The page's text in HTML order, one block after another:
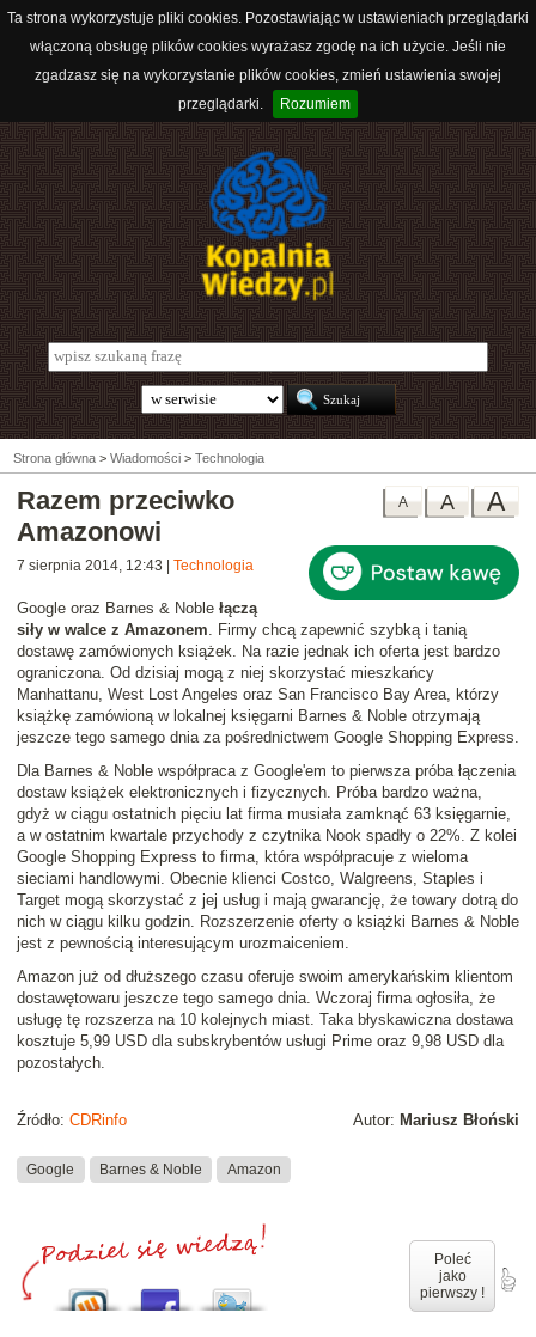
Ta strona wykorzystuje pliki cookies. Pozostawiając w ustawieniach przeglądarki
włączoną obsługę plików cookies wyrażasz zgodę na ich użycie. Jeśli nie
zgadzasz się na wykorzystanie plików cookies, zmień ustawienia swojej
przeglądarki.
Rozumiem
Strona główna > Wiadomości > Technologia
A
A
A
Razem przeciwko
Amazonowi
7 sierpnia 2014, 12:43 Technologia
Google oraz Barnes & Noble łączą
siły w walce z Amazonem. Firmy chcą zapewnić szybką i tanią
dostawę zamówionych książek. Na razie jednak ich oferta jest bardzo
ograniczona. Od dzisiaj mogą z niej skorzystać mieszkańcy
Manhattanu, West Lost Angeles oraz San Francisco Bay Area, którzy
książkę zamówioną w lokalnej księgarni Barnes & Noble otrzymają
jeszcze tego samego dnia za pośrednictwem Google Shopping Express.
Dla Barnes & Noble współpraca z Google'em to pierwsza próba łączenia
dostaw książek elektronicznych i fizycznych. Próba bardzo ważna,
gdyż w ciągu ostatnich pięciu lat firma musiała zamknąć 63 księgarnie,
a w ostatnim kwartale przychody z czytnika Nook spadły o 22%. Z kolei
Google Shopping Express to firma, która współpracuje z wieloma
sieciami handlowymi. Obecnie klienci Costco, Walgreens, Staples i
Target mogą skorzystać z jej usług i mają gwarancję, że towary dotrą do
nich w ciągu kilku godzin. Rozszerzenie oferty o książki Barnes & Noble
jest z pewnością interesującym urozmaiceniem.
Amazon już od dłuższego czasu oferuje swoim amerykańskim klientom
dostawętowaru jeszcze tego samego dnia. Wczoraj firma ogłosiła, że
usługę tę rozszerza na 10 kolejnych miast. Taka błyskawiczna dostawa
kosztuje 5,99 USD dla subskrybentów usługi Prime oraz 9,98 USD dla
pozostałych.
Autor: Mariusz Błoński
Źródło: CDRinfo
Google Barnes & Noble Amazon
Poleć
jako
pierwszy !